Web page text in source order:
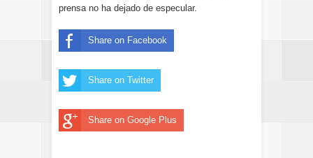
prensa no ha dejado de especular.
Share on Facebook
Share on Twitter
Share on Google Plus